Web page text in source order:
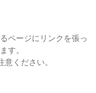
ページにリンクを張っ
す。
ください。